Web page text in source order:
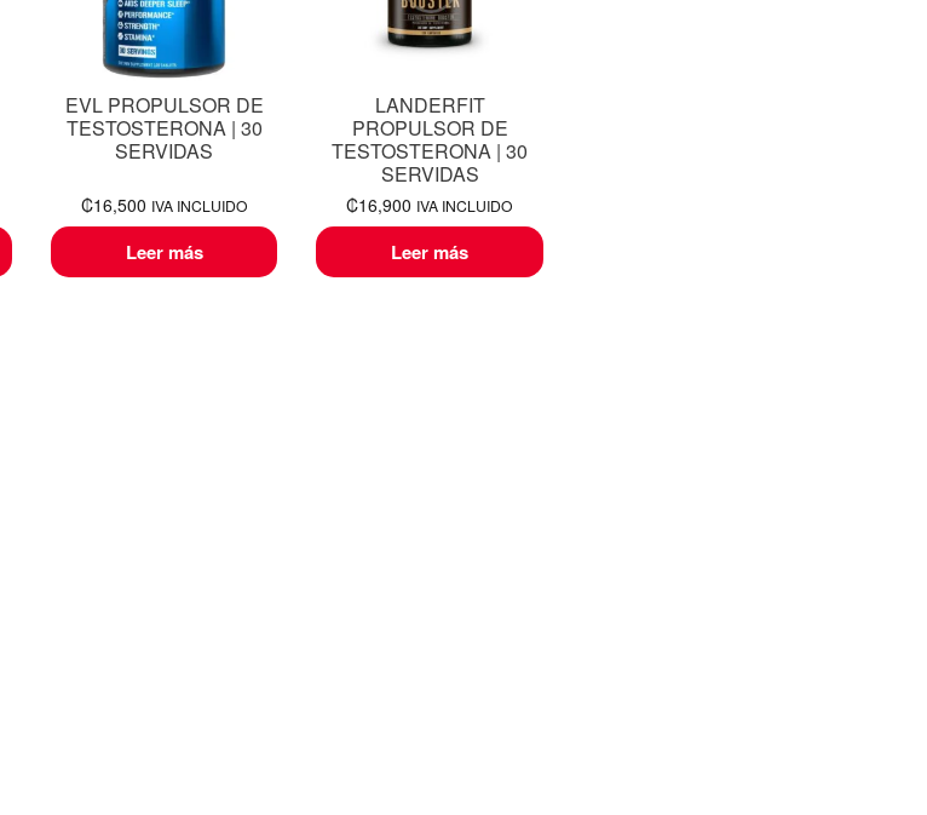
EVL PROPULSOR DE
TESTOSTERONA | 30
SERVIDAS
₡16,500 IVA INCLUIDO
Leer más
LANDERFIT
PROPULSOR DE
TESTOSTERONA | 30
SERVIDAS
₡16,900 IVA INCLUIDO
Leer más